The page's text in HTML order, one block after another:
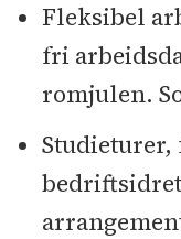
Fleksibel
fri
romjulen.
Studieturer,